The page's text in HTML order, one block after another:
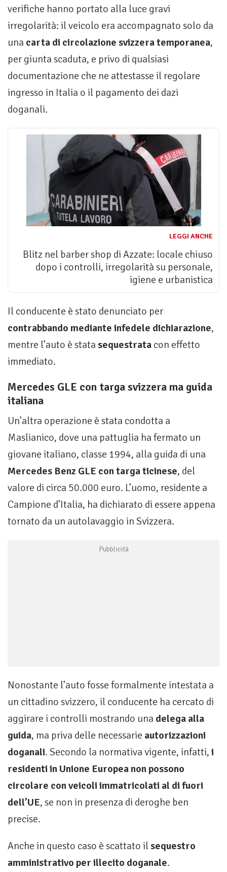
verifiche hanno portato alla luce gravi
irregolarità: il veicolo era accompagnato solo da
una carta di circolazione svizzera temporanea,
per giunta scaduta, e privo di qualsiasi
documentazione che ne attestasse il regolare
ingresso in Italia o il pagamento dei dazi
doganali.
LEGGI ANCHE
Blitz nel barber shop di Azzate: locale chiuso
dopo i controlli, irregolarità su personale,
igiene e urbanistica
Il conducente è stato denunciato per
contrabbando mediante infedele dichiarazione,
mentre l’auto è stata sequestrata con effetto
immediato.
Mercedes GLE con targa svizzera ma guida
italiana
Un’altra operazione è stata condotta a
Maslianico, dove una pattuglia ha fermato un
giovane italiano, classe 1994, alla guida di una
Mercedes Benz GLE con targa ticinese, del
valore di circa 50.000 euro. L’uomo, residente a
Campione d’Italia, ha dichiarato di essere appena
tornato da un autolavaggio in Svizzera.
Nonostante l’auto fosse formalmente intestata a
un cittadino svizzero, il conducente ha cercato di
aggirare i controlli mostrando una delega alla
guida, ma priva delle necessarie autorizzazioni
doganali. Secondo la normativa vigente, infatti, i
residenti in Unione Europea non possono
circolare con veicoli immatricolati al di fuori
dell’UE, se non in presenza di deroghe ben
precise.
Anche in questo caso è scattato ilsequestro
amministrativo per illecito doganale.